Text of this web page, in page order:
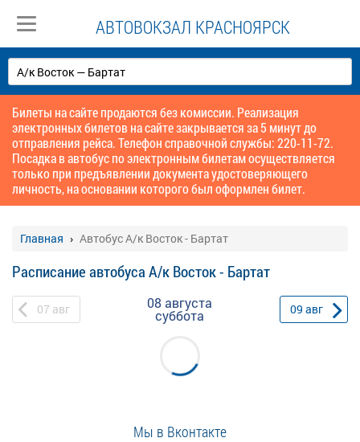
АВТОВОКЗАЛ КРАСНОЯРСК
Билеты на сайте продаются без комиссии. Реализация
электронных билетов на сайте закрывается за 5 минут до
отправления рейса. Телефон справочной службы: 220-11-72.
Посадка в автобус по электронным билетам осуществляется
только при предъявлении документа удостоверяющего
личность, на основании которого был оформлен билет.
Главная Автобус А/к Восток - Бартат
Расписание автобуса А/к Восток - Бартат
07 авг 08 августа
суббота 09 авг
Мы в Вконтакте